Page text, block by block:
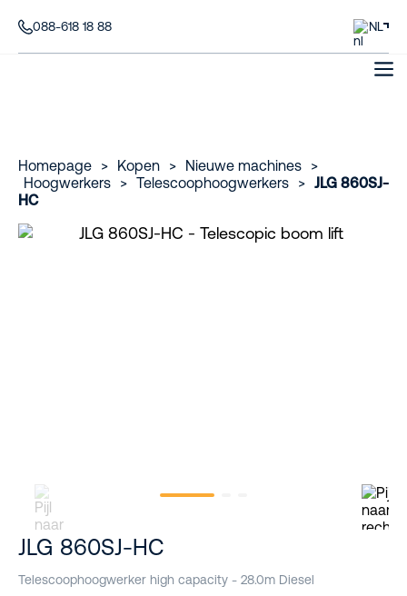
088-618 18 88 NL
Homepage > Kopen > Nieuwe machines
>
Hoogwerkers
> Telescoophoogwerkers > JLG 860SJ-
HC
JLG 860SJ-HC
Telescoophoogwerker high capacity - 28.0m Diesel